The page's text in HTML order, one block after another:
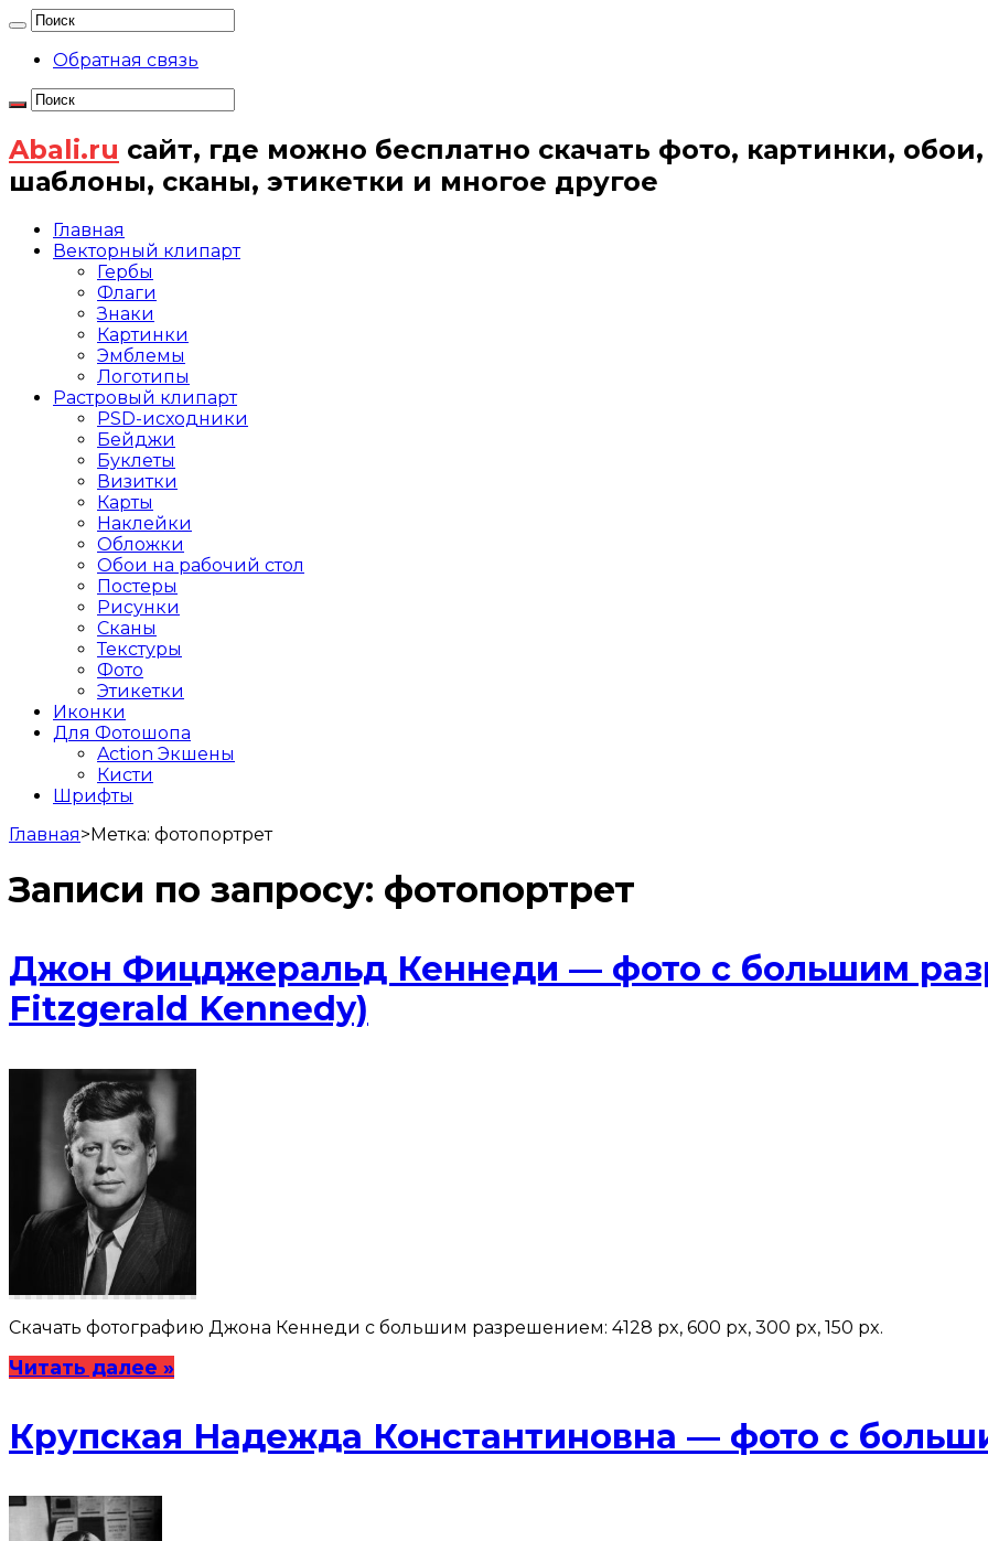
Обратная связь
Abali.ru сайт, где можно бесплатно скачать фото, картинки,
шаблоны, сканы, этикетки и многое другое
Главная
Векторный клипарт
Гербы
Флаги
Знаки
Картинки
Эмблемы
Логотипы
Растровый клипарт
PSD-исходники
Бейджи
Буклеты
Визитки
Карты
Наклейки
Обложки
Обои на рабочий стол
Постеры
Рисунки
Сканы
Текстуры
Фото
Этикетки
Иконки
Для Фотошопа
Action Экшены
Кисти
Шрифты
Главная>Метка: фотопортрет
Записи по запросу: фотопортрет
Джон Фицджеральд Кеннеди — фото с большим
Fitzgerald Kennedy)
Скачать фотографию Джона Кеннеди с большим разрешением: 4128 px, 600 px, 300 px, 150 px.
Читать далее »
Крупская Надежда Константиновна — фото с